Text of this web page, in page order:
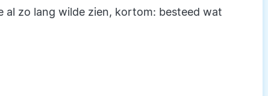
al zo lang wilde zien, kortom: besteed wat